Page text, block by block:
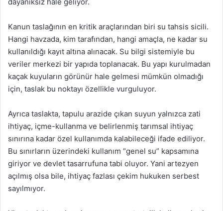
dayanıksız hale geliyor.
Kanun taslağının en kritik araçlarından biri su tahsis sicili.
Hangi havzada, kim tarafından, hangi amaçla, ne kadar su
kullanıldığı kayıt altına alınacak. Su bilgi sistemiyle bu
veriler merkezi bir yapıda toplanacak. Bu yapı kurulmadan
kaçak kuyuların görünür hale gelmesi mümkün olmadığı
için, taslak bu noktayı özellikle vurguluyor.
Ayrıca taslakta, tapulu arazide çıkan suyun yalnızca zati
ihtiyaç, içme-kullanma ve belirlenmiş tarımsal ihtiyaç
sınırına kadar özel kullanımda kalabileceği ifade ediliyor.
Bu sınırların üzerindeki kullanım “genel su” kapsamına
giriyor ve devlet tasarrufuna tabi oluyor. Yani artezyen
açılmış olsa bile, ihtiyaç fazlası çekim hukuken serbest
sayılmıyor.